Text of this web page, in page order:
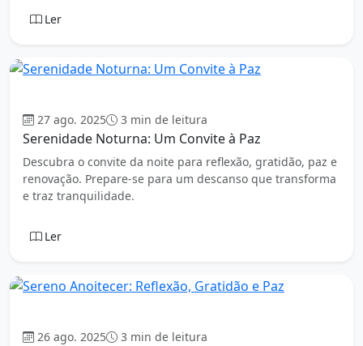
Ler
27 ago. 2025 3 min de leitura
Serenidade Noturna: Um Convite à Paz
Descubra o convite da noite para reflexão, gratidão, paz e
renovação. Prepare-se para um descanso que transforma
e traz tranquilidade.
Ler
26 ago. 2025 3 min de leitura